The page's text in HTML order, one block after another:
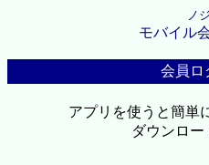
ノ
モバイル
会員ロ
アプリを使うと簡単
ダウンロー